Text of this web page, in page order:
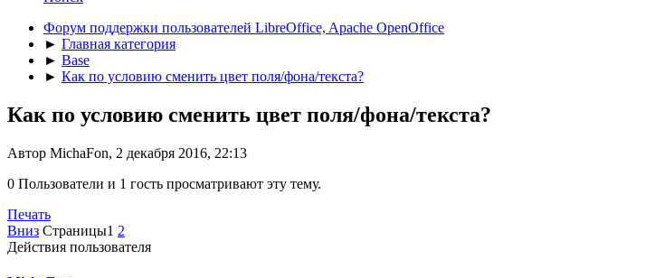
Форум поддержки пользователей LibreOffice, Apache OpenOffice
► Главная категория
► Base
► Как по условию сменить цвет поля/фона/текста?
Как по условию сменить цвет поля/фона/текста?
Автор MichaFon, 2 декабря 2016, 22:13
0 Пользователи и 1 гость просматривают эту тему.
Печать
Вниз Страницы1 2
Действия пользователя